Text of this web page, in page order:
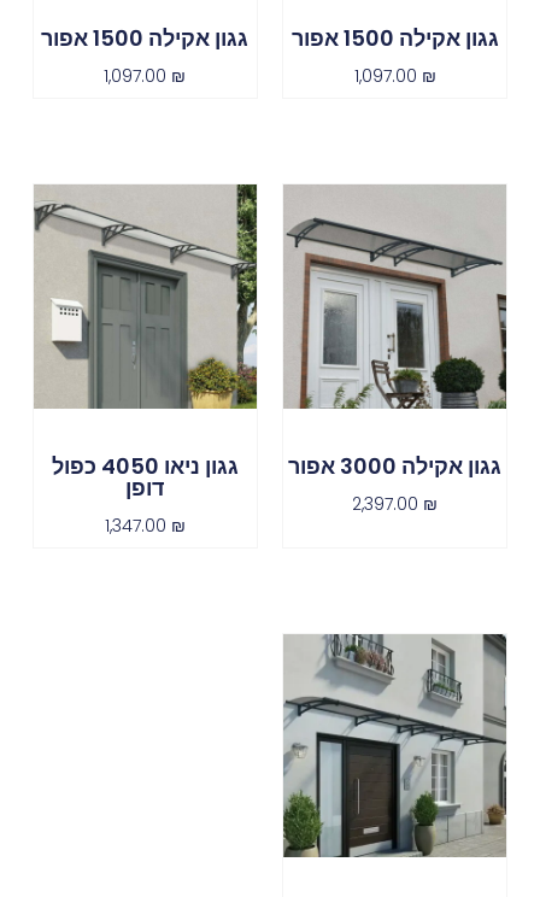
גגון אקילה 1500 אפור
1,097.00 ₪
גגון אקילה 1500 אפור
1,097.00 ₪
גגון אקילה 3000 אפור
2,397.00 ₪
גגון ניאו 4050 כפול
דופן
1,347.00 ₪